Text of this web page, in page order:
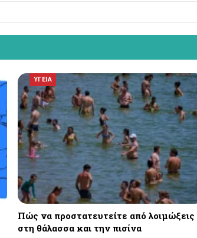
ΥΓΕΙΑ
Πώς να προστατευτείτε από λοιμώξεις
στη θάλασσα και την πισίνα